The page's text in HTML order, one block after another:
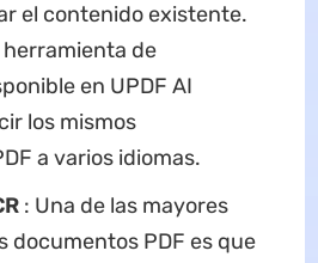
el contenido existente.
de
en UPDF AI
los mismos
a varios idiomas.
: Una de las mayores
documentos PDF es que